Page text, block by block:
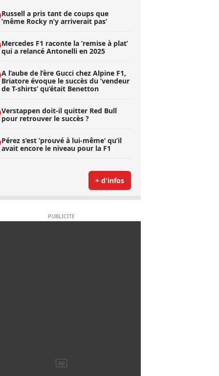
Russell a pris tant de coups que
’même Rocky n’y arriverait pas’
Mercedes F1 raconte la ’remise à plat’
qui a relancé Antonelli en 2025
A l’aube de l’ère Gucci chez Alpine F1,
Briatore évoque le succès du ’vendeur
de T-shirts’ qu’était Benetton
Verstappen doit-il quitter Red Bull
pour retrouver le succès ?
Pérez s’est ’prouvé à lui-même’ qu’il
avait encore le niveau pour la F1
+ d'infos